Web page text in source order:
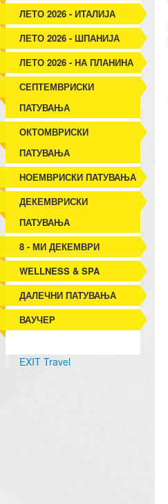
ЛЕТО 2026 - ИТАЛИЈА
ЛЕТО 2026 - ШПАНИЈА
ЛЕТО 2026 - НА ПЛАНИНА
СЕПТЕМВРИСКИ
ПАТУВАЊА
ОКТОМВРИСКИ
ПАТУВАЊА
НОЕМВРИСКИ ПАТУВАЊА
ДЕКЕМВРИСКИ
ПАТУВАЊА
8 - МИ ДЕКЕМВРИ
WELLNESS & SPA
ДАЛЕЧНИ ПАТУВАЊА
ВАУЧЕР
EXIT Travel